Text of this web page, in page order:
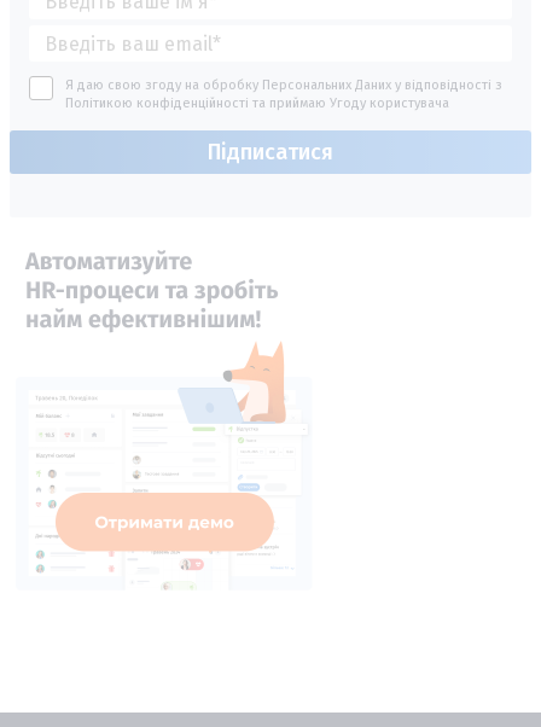
Я даю свою згоду на обробку Персональних Даних у відповідності з
Політикою конфіденційності та приймаю Угоду користувача